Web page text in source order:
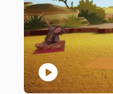
play_circle